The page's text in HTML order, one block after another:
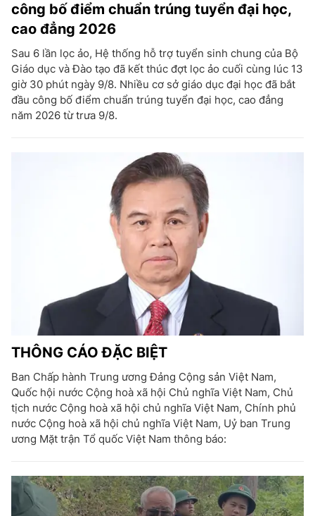
công bố điểm chuẩn trúng tuyển đại học,
cao đẳng 2026
Sau 6 lần lọc ảo, Hệ thống hỗ trợ tuyển sinh chung của Bộ
Giáo dục và Đào tạo đã kết thúc đợt lọc ảo cuối cùng lúc 13
giờ 30 phút ngày 9/8. Nhiều cơ sở giáo dục đại học đã bắt
đầu công bố điểm chuẩn trúng tuyển đại học, cao đẳng
năm 2026 từ trưa 9/8.
THÔNG CÁO ĐẶC BIỆT
Ban Chấp hành Trung ương Đảng Cộng sản Việt Nam,
Quốc hội nước Cộng hoà xã hội Chủ nghĩa Việt Nam, Chủ
tịch nước Cộng hoà xã hội chủ nghĩa Việt Nam, Chính phủ
nước Cộng hoà xã hội chủ nghĩa Việt Nam, Uỷ ban Trung
ương Mặt trận Tổ quốc Việt Nam thông báo: